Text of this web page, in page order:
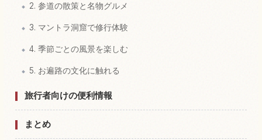
2. 参道の散策と名物グルメ
3. マントラ洞窟で修行体験
4. 季節ごとの風景を楽しむ
5. お遍路の文化に触れる
旅行者向けの便利情報
まとめ